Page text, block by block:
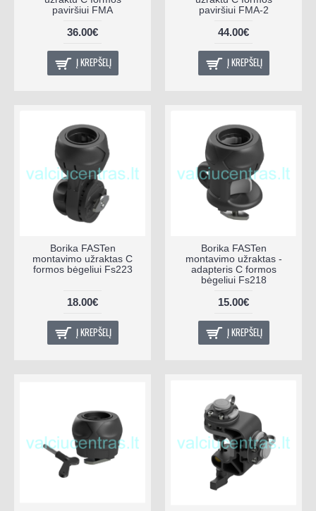
paviršiui FMA
36.00€
Į KREPŠELĮ
paviršiui FMA-2
44.00€
Į KREPŠELĮ
Borika FASTen
montavimo užraktas C
formos bėgeliui Fs223
18.00€
Į KREPŠELĮ
Borika FASTen
montavimo užraktas -
adapteris C formos
bėgeliui Fs218
15.00€
Į KREPŠELĮ